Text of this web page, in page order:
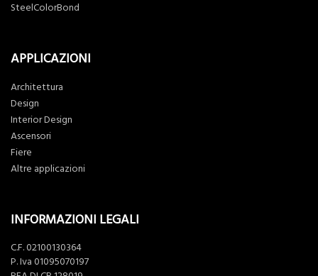
SteelColorBond
APPLICAZIONI
Architettura
Design
Interior Design
Ascensori
Fiere
Altre applicazioni
INFORMAZIONI LEGALI
C.F. 02100130364
P. Iva 01095070197